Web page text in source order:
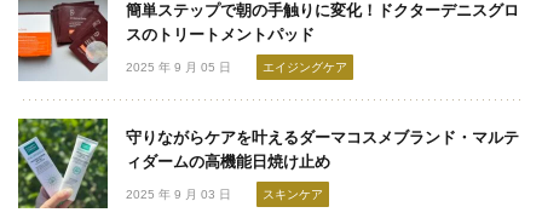
簡単ステップで朝の手触りに変化！ドクターデニスグロ
スのトリートメントパッド
2025 年 9 月 05 日 エイジングケア
守りながらケアを叶えるダーマコスメブランド・マルテ
ィダームの高機能日焼け止め
2025 年 9 月 03 日 スキンケア